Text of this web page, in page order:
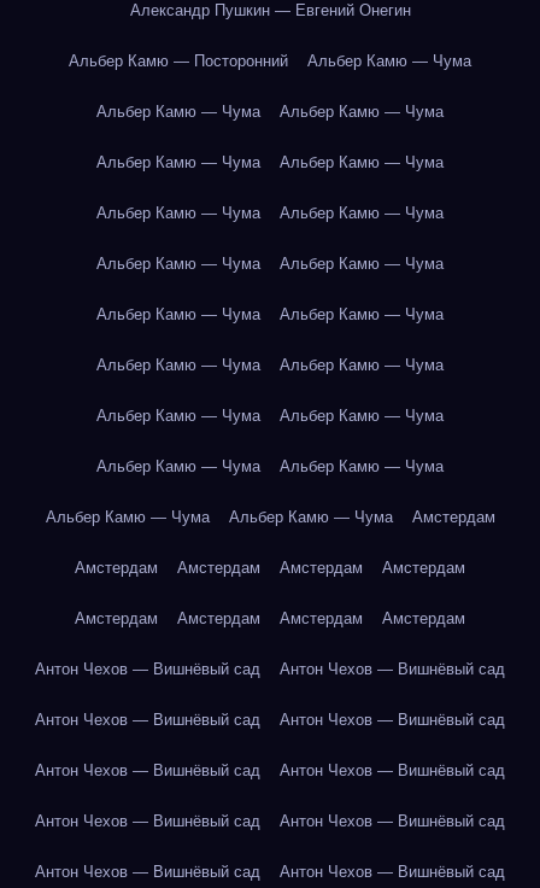
Александр Пушкин — Евгений Онегин
Альбер Камю — Посторонний Альбер Камю — Чума
Альбер Камю — Чума Альбер Камю — Чума
Альбер Камю — Чума Альбер Камю — Чума
Альбер Камю — Чума Альбер Камю — Чума
Альбер Камю — Чума Альбер Камю — Чума
Альбер Камю — Чума Альбер Камю — Чума
Альбер Камю — Чума Альбер Камю — Чума
Альбер Камю — Чума Альбер Камю — Чума
Альбер Камю — Чума Альбер Камю — Чума
Альбер Камю — Чума Альбер Камю — Чума Амстердам
Амстердам Амстердам Амстердам Амстердам
Амстердам Амстердам Амстердам Амстердам
Антон Чехов — Вишнёвый сад Антон Чехов — Вишнёвый сад
Антон Чехов — Вишнёвый сад Антон Чехов — Вишнёвый сад
Антон Чехов — Вишнёвый сад Антон Чехов — Вишнёвый сад
Антон Чехов — Вишнёвый сад Антон Чехов — Вишнёвый сад
Антон Чехов — Вишнёвый сад Антон Чехов — Вишнёвый сад